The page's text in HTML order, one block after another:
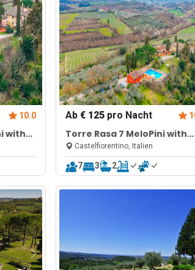
10.0
with
Ab € 125pro Nacht
Torre Rasa 7 MeloPini with
Shared Pool
Castelfiorentino, Italien
7 3 2